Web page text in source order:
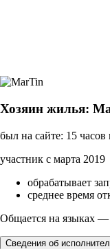
Хозяин жилья:
был на сайте: 15 часов
участник с марта 2019
обрабатывает
среднее время
Общается на языках —
Сведения об